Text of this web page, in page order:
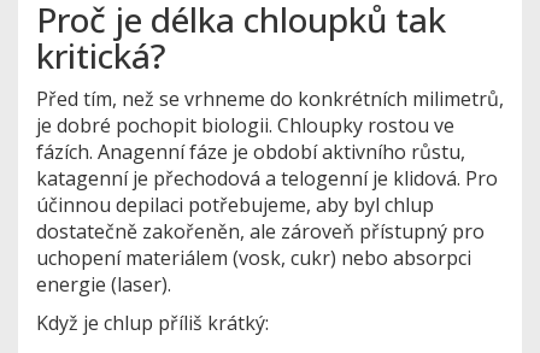
Proč je délka chloupků tak
kritická?
Před tím, než se vrhneme do konkrétních milimetrů,
je dobré pochopit biologii. Chloupky rostou ve
fázích. Anagenní fáze je období aktivního růstu,
katagenní je přechodová a telogenní je klidová. Pro
účinnou depilaci potřebujeme, aby byl chlup
dostatečně zakořeněn, ale zároveň přístupný pro
uchopení materiálem (vosk, cukr) nebo absorpci
energie (laser).
Když je chlup příliš krátký: